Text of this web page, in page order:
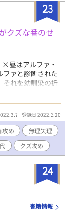
23
クズな番のせ
×昼はアルファ・
ファと診断された
それを幼馴染の折
矢理・レイプ・
は色んな人とやり
登録日 2022.2.20
攻め
無理矢理
クズ攻め
24
書籍情報